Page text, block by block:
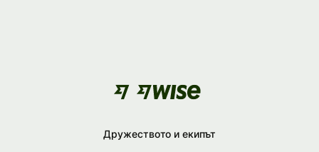
Дружеството и екипът